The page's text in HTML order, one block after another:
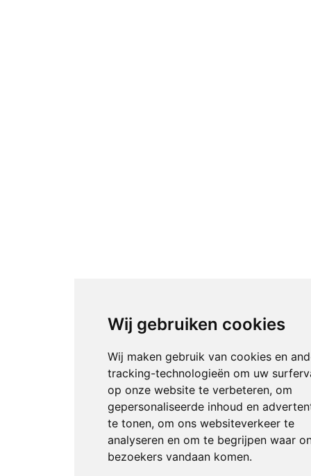
Wij gebruiken cookies
Wij maken gebruik van cookies en
tracking-technologieën om uw
op onze website te verbeteren, om
gepersonaliseerde inhoud en
te tonen, om ons websiteverkeer te
analyseren en om te begrijpen waar
bezoekers vandaan komen.